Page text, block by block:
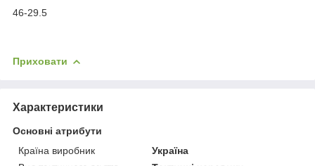
46-29.5
Приховати
Характеристики
Основні атрибути
Країна виробник
Україна